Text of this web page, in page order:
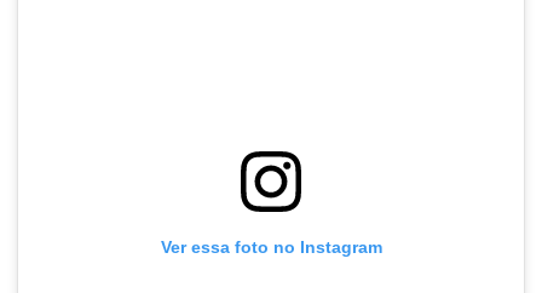
Ver essa foto no Instagram